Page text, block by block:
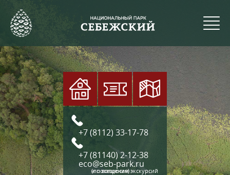
+7 (8112) 33-17-78
+7 (81140) 2-12-38
eco@seb-park.ru
(по вопросам экскурсий и посещения)